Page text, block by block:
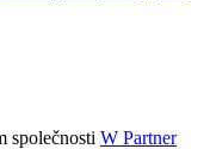
společnosti W Partner